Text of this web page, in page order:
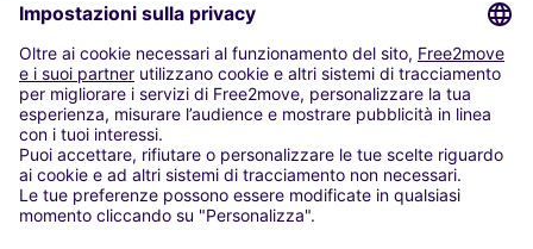
LE NOSTRE CITTÀ
Paris
Madrid
Washington DC
Milano
Roma
Torino
Vienna
Berlino